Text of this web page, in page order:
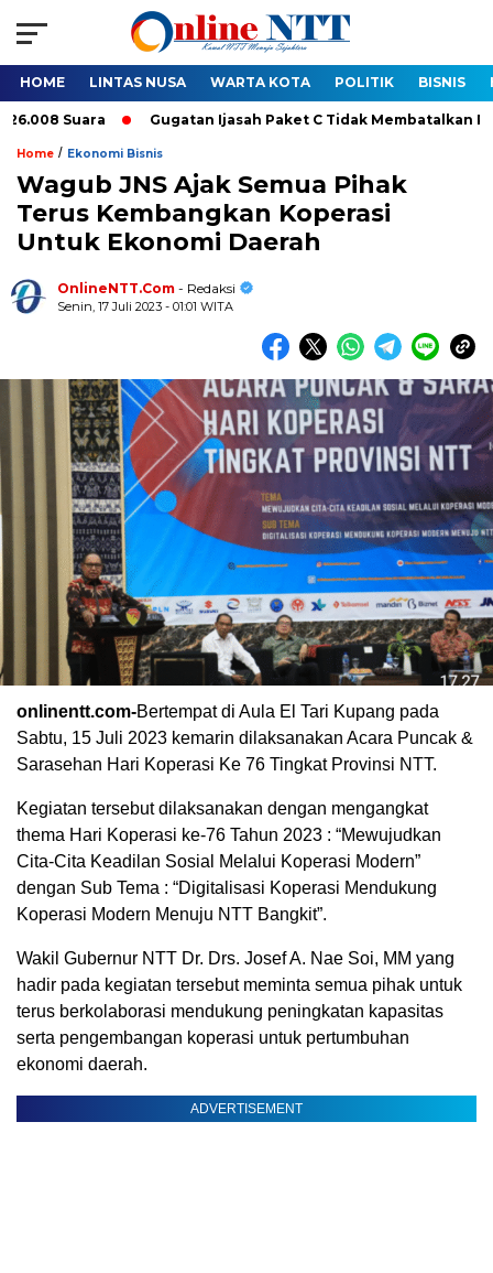
HOME LINTAS NUSA WARTA KOTA POLITIK BISNIS
Suara Gugatan Ijasah Paket C Tidak Membatalkan
Home / Ekonomi Bisnis
Wagub JNS Ajak Semua Pihak
Terus Kembangkan Koperasi
Untuk Ekonomi Daerah
OnlineNTT.Com - Redaksi
Senin, 17 Juli 2023 - 01:01 WITA
onlinentt.com-Bertempat di Aula El Tari Kupang pada
Sabtu, 15 Juli 2023 kemarin dilaksanakan Acara Puncak &
Sarasehan Hari Koperasi Ke 76 Tingkat Provinsi NTT.
Kegiatan tersebut dilaksanakan dengan mengangkat
thema Hari Koperasi ke-76 Tahun 2023 : “Mewujudkan
Cita-Cita Keadilan Sosial Melalui Koperasi Modern”
dengan Sub Tema : “Digitalisasi Koperasi Mendukung
Koperasi Modern Menuju NTT Bangkit”.
Wakil Gubernur NTT Dr. Drs. Josef A. Nae Soi, MM yang
hadir pada kegiatan tersebut meminta semua pihak untuk
terus berkolaborasi mendukung peningkatan kapasitas
serta pengembangan koperasi untuk pertumbuhan
ekonomi daerah.
ADVERTISEMENT